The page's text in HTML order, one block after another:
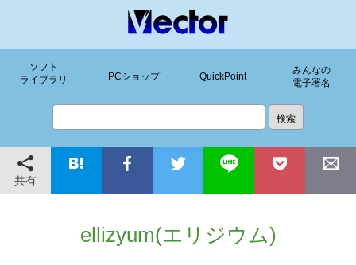
ソフト
ライブラリ
PCショップ QuickPoint
みんなの
電子署名
共有
ellizyum(エリジウム)